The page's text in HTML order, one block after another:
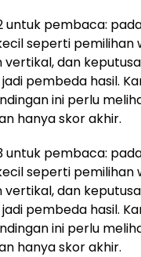
untuk pembaca:
seperti pemilihan
vertikal, dan
pembeda hasil.
ini perlu
hanya skor akhir.
untuk pembaca:
seperti pemilihan
vertikal, dan
pembeda hasil.
ini perlu
hanya skor akhir.